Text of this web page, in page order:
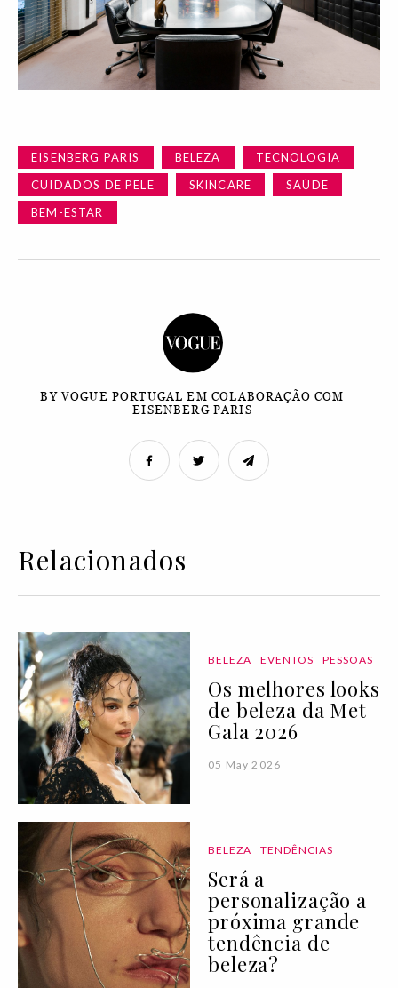
EISENBERG PARIS BELEZA
TECNOLOGIA
CUIDADOS DE PELE
SKINCARE
SAÚDE
BEM-ESTAR
BY VOGUE PORTUGAL EM COLABORAÇÃO COM
EISENBERG PARIS
Relacionados
BELEZA EVENTOS PESSOAS
Os melhores looks
de beleza da Met
Gala 2026
05 May 2026
BELEZA TENDÊNCIAS
Será a
personalização a
próxima grande
tendência de
beleza?